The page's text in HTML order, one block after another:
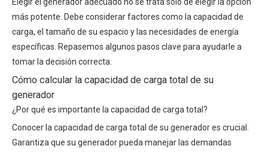
más potente. Debe considerar factores como la capacidad de
carga, el tamaño de su espacio y las necesidades de energía
específicas. Repasemos algunos pasos clave para ayudarle a
tomar la decisión correcta.
Cómo calcular la capacidad de carga total de su
generador
¿Por qué es importante la capacidad de carga total?
Conocer la capacidad de carga total de su generador es crucial.
Garantiza que su generador pueda manejar las demandas